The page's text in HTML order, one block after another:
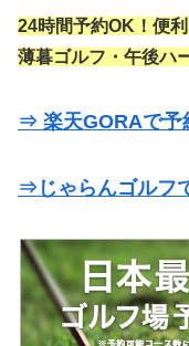
24時間予約OK！便
薄暮ゴルフ・午後ハ
⇒ 楽天GORAで予
⇒じゃらんゴルフ